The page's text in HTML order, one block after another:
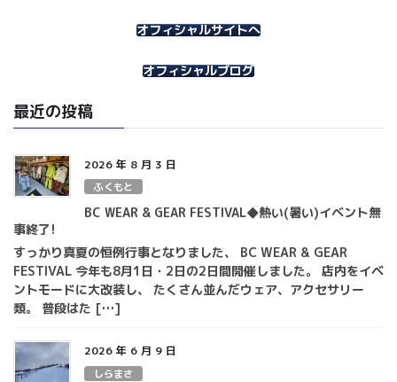
オフィシャルサイトへ
オフィシャルブログ
最近の投稿
2026 年 8 月 3 日
ふくもと
BC WEAR & GEAR FESTIVAL◆熱い(暑い)イベント無
事終了!
すっかり真夏の恒例行事となりました、 BC WEAR & GEAR
FESTIVAL 今年も8月1日・2日の2日間開催しました。 店内をイベ
ントモードに大改装し、 たくさん並んだウェア、アクセサリー
類。 普段はた […]
2026 年 6 月 9 日
しらまさ